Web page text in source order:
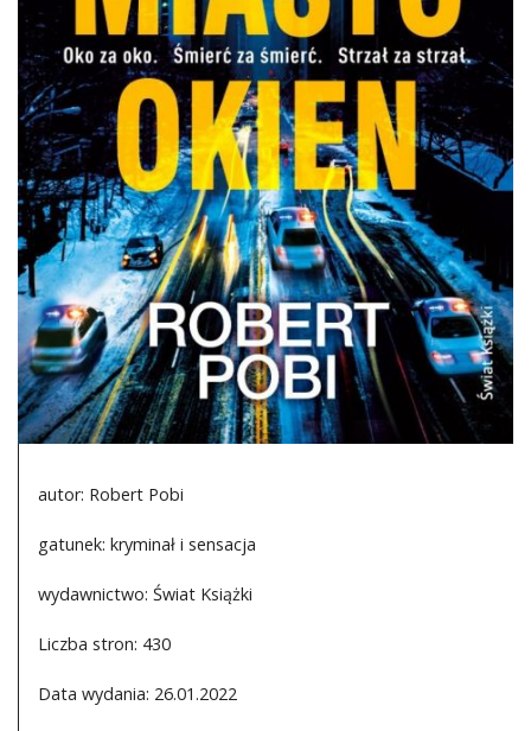
KONTAKT
autor: Robert Pobi
gatunek: kryminał i sensacja
wydawnictwo: Świat Książki
Liczba stron: 430
Data wydania: 26.01.2022